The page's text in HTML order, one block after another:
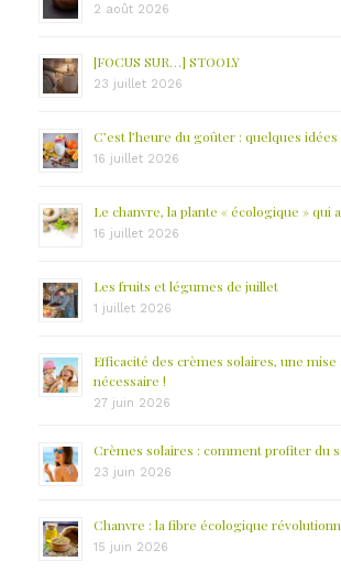
2 août 2026
[FOCUS SUR…] STOOLY
23 juillet 2026
C’est l’heure du goûter : quelques
16 juillet 2026
Le chanvre, la plante « écologique » qui
16 juillet 2026
Les fruits et légumes de juillet
1 juillet 2026
Efficacité des crèmes solaires, une mise
nécessaire !
27 juin 2026
Crèmes solaires : comment profiter du
23 juin 2026
Chanvre : la fibre écologique
15 juin 2026